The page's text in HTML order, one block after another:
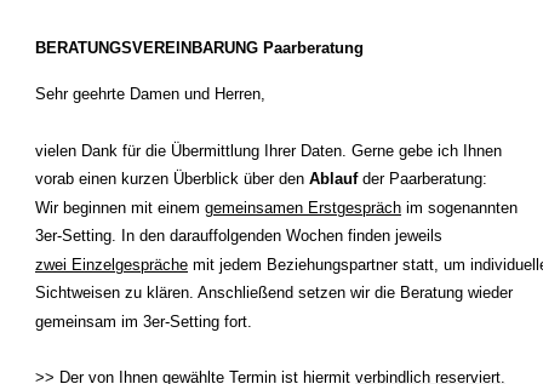
BERATUNGSVEREINBARUNG Paarberatung
Sehr geehrte Damen und Herren,
vielen Dank für die Übermittlung Ihrer Daten. Gerne gebe ich Ihnen
vorab einen kurzen Überblick über den Ablauf der Paarberatung:
Wir beginnen mit einem gemeinsamen Erstgespräch im sogenannten
3er-Setting. In den darauffolgenden Wochen finden jeweils
zwei Einzelgespräche mit jedem Beziehungspartner statt, um
Sichtweisen zu klären. Anschließend setzen wir die Beratung wieder
gemeinsam im 3er-Setting fort.
>> Der von Ihnen gewählte Termin ist hiermit verbindlich reserviert.